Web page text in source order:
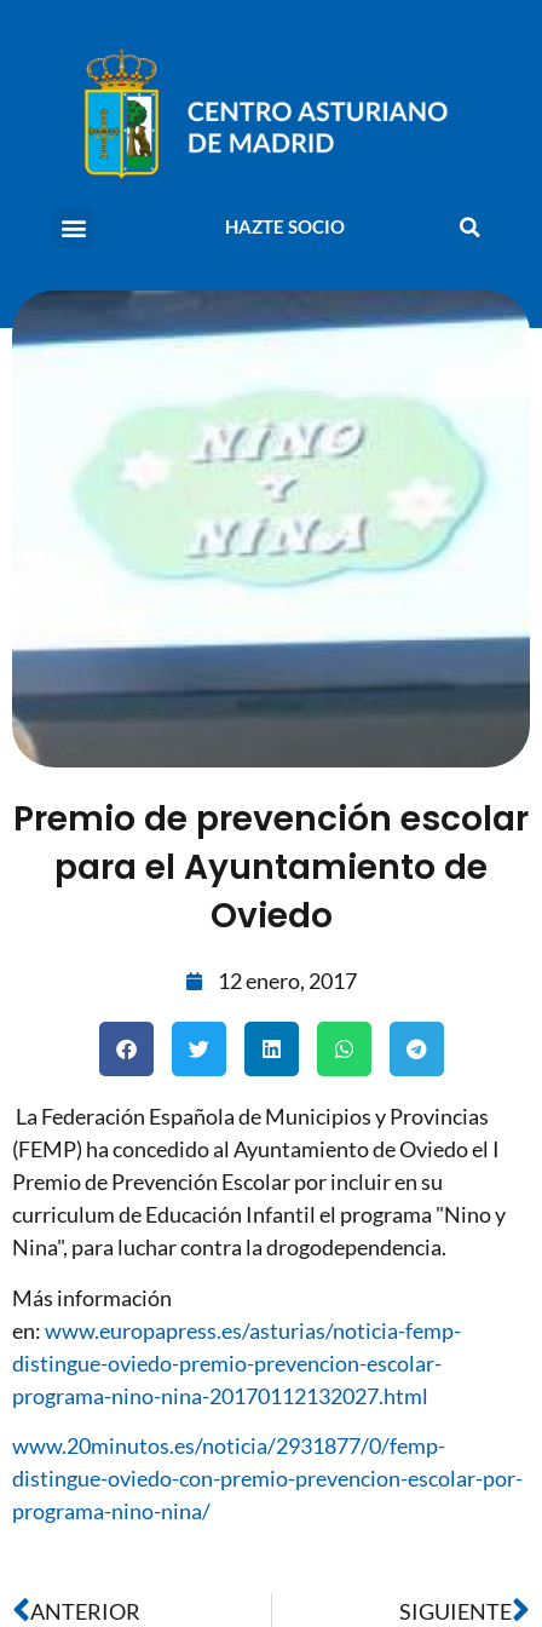
HAZTE SOCIO
Premio de prevención escolar
para el Ayuntamiento de
Oviedo
12 enero, 2017
La Federación Española de Municipios y Provincias
(FEMP) ha concedido al Ayuntamiento de Oviedo el I
Premio de Prevención Escolar por incluir en su
curriculum de Educación Infantil el programa "Nino y
Nina", para luchar contra la drogodependencia.
Más información
en:www.europapress.es/asturias/noticia-femp-
distingue-oviedo-premio-prevencion-escolar-
programa-nino-nina-20170112132027.html
www.20minutos.es/noticia/2931877/0/femp-
distingue-oviedo-con-premio-prevencion-escolar-por-
programa-nino-nina/
ANTERIOR SIGUIENTE